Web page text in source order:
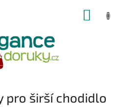
pro širší chodidlo